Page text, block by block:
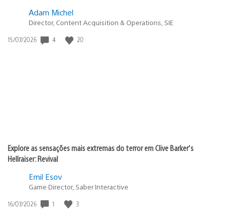
Adam Michel
Director, Content Acquisition & Operations, SIE
Data
15/07/2026 4 20
Explore as sensações mais extremas do terror em Clive Barker’s
Hellraiser: Revival
Emil Esov
Game Director, Saber Interactive
Data
16/07/2026 1 3